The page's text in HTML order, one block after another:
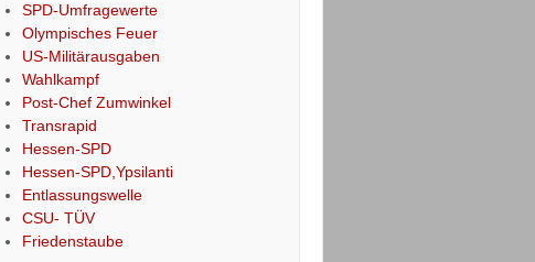
SPD-Umfragewerte
Olympisches Feuer
US-Militärausgaben
Wahlkampf
Post-Chef Zumwinkel
Transrapid
Hessen-SPD
Hessen-SPD,Ypsilanti
Entlassungswelle
CSU- TÜV
Friedenstaube